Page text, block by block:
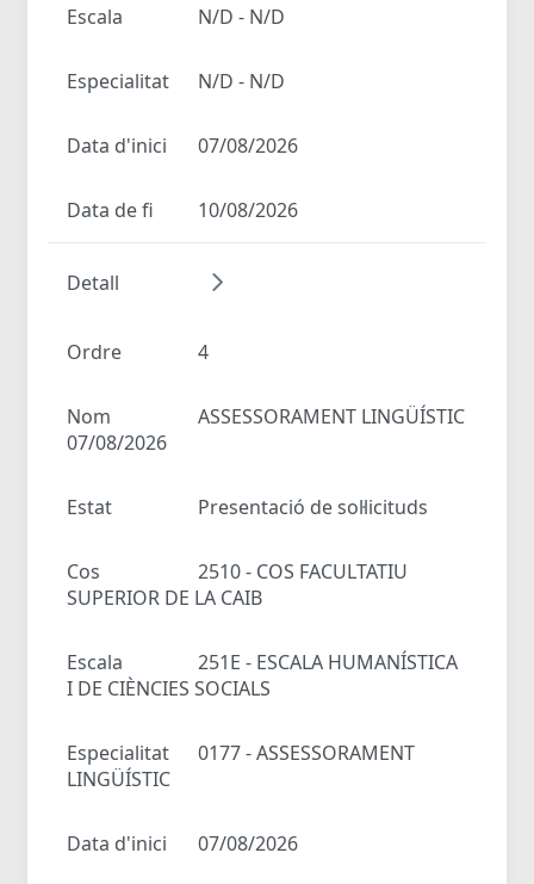
Escala N/D - N/D
Especialitat N/D - N/D
Data d'inici 07/08/2026
Data de fi 10/08/2026
Detall
Ordre 4
Nom
ASSESSORAMENT LINGÜÍSTIC
07/08/2026
Estat Presentació de sol·licituds
Cos
2510 - COS FACULTATIU
SUPERIOR DE LA CAIB
Escala
251E - ESCALA HUMANÍSTICA
I DE CIÈNCIES SOCIALS
Especialitat
0177 - ASSESSORAMENT
LINGÜÍSTIC
Data d'inici 07/08/2026